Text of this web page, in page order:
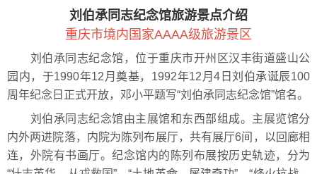
刘伯承同志纪念馆旅游景点介绍
重庆市境内国家AAAA级旅游景区
刘伯承同志纪念馆，位于重庆市开州区汉丰街道盛山公
园内，于1990年12月奠基，1992年12月4日刘伯承诞辰100
周年纪念日正式开放，邓小平题写“刘伯承同志纪念馆”馆名。
刘伯承同志纪念馆由主展馆和东西部组成。主展览馆分
内外两进院落，内院为陈列布展厅，共有展厅6间，以回廊相
连，外院有书画厅。纪念馆内的陈列布展按历史轨迹，分为